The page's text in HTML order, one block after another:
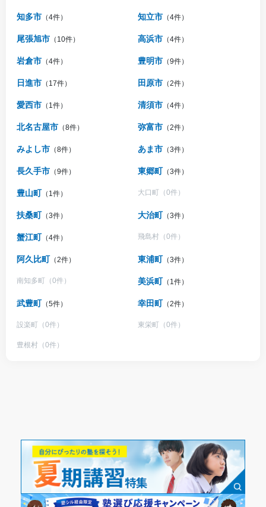
知多市 （4件） 知立市 （4件）
尾張旭市 （10件） 高浜市 （4件）
岩倉市 （4件） 豊明市 （9件）
日進市 （17件） 田原市 （2件）
愛西市 （1件） 清須市 （4件）
北名古屋市 （8件） 弥富市 （2件）
みよし市 （8件） あま市 （3件）
長久手市 （9件） 東郷町 （3件）
豊山町 （1件） 大口町（0件）
扶桑町 （3件） 大治町 （3件）
蟹江町 （4件） 飛島村（0件）
阿久比町 （2件） 東浦町 （3件）
南知多町（0件） 美浜町 （1件）
武豊町 （5件） 幸田町 （2件）
設楽町（0件） 東栄町（0件）
豊根村（0件）